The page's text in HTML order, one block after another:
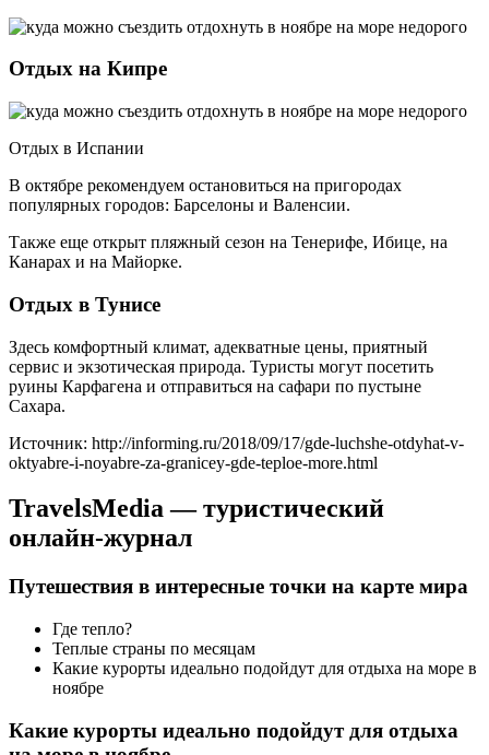
Отдых на Кипре
Отдых в Испании
В октябре рекомендуем остановиться на пригородах
популярных городов: Барселоны и Валенсии.
Также еще открыт пляжный сезон на Тенерифе, Ибице, на
Канарах и на Майорке.
Отдых в Тунисе
Здесь комфортный климат, адекватные цены, приятный
сервис и экзотическая природа. Туристы могут посетить
руины Карфагена и отправиться на сафари по пустыне
Сахара.
Источник: http://informing.ru/2018/09/17/gde-luchshe-otdyhat-v-
oktyabre-i-noyabre-za-granicey-gde-teploe-more.html
TravelsMedia — туристический
онлайн-журнал
Путешествия в интересные точки на карте мира
Где тепло?
Теплые страны по месяцам
Какие курорты идеально подойдут для отдыха на море в
ноябре
Какие курорты идеально подойдут для отдыха